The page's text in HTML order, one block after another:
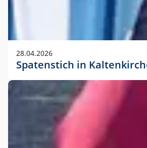
28.04.2026
Spatenstich in